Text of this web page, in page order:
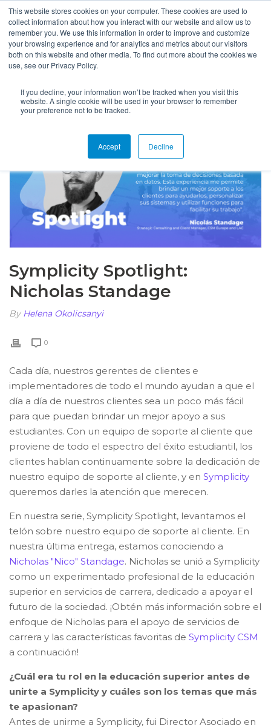
This website stores cookies on your computer. These cookies are used to
collect information about how you interact with our website and allow us to
remember you. We use this information in order to improve and customize
your browsing experience and for analytics and metrics about our visitors
both on this website and other media. To find out more about the cookies we
use, see our Privacy Policy.
If you decline, your information won’t be tracked when you visit this
website. A single cookie will be used in your browser to remember
your preference not to be tracked.
Accept Decline
Symplicity Spotlight:
Nicholas Standage
By Helena Okolicsanyi
0
Cada día, nuestros gerentes de clientes e
implementadores de todo el mundo ayudan a que el
día a día de nuestros clientes sea un poco más fácil
para que puedan brindar un mejor apoyo a sus
estudiantes. Con un equipo de soporte al cliente que
proviene de todo el espectro del éxito estudiantil, los
clientes hablan continuamente sobre la dedicación de
nuestro equipo de soporte al cliente, y en Symplicity
queremos darles la atención que merecen.
En nuestra serie, Symplicity Spotlight, levantamos el
telón sobre nuestro equipo de soporte al cliente. En
nuestra última entrega, estamos conociendo a
Nicholas "Nico" Standage. Nicholas se unió a Symplicity
como un experimentado profesional de la educación
superior en servicios de carrera, dedicado a apoyar el
futuro de la sociedad. ¡Obtén más información sobre el
enfoque de Nicholas para el apoyo de servicios de
carrera y las características favoritas de Symplicity CSM
a continuación!
¿Cuál era tu rol en la educación superior antes de
unirte a Symplicity y cuáles son los temas que más
te apasionan?
Antes de unirme a Symplicity, fui Director Asociado en